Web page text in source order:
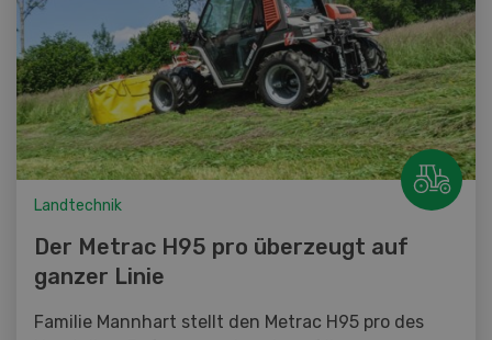
Landtechnik
Der Metrac H95 pro überzeugt auf
ganzer Linie
Familie Mannhart stellt den Metrac H95 pro des